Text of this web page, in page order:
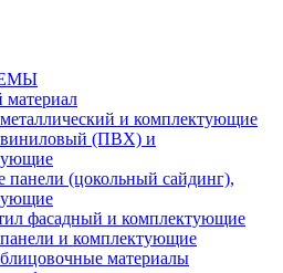
и комплектующие
(ПВХ) и
панели (цокольный сайдинг),
фасадный и комплектующие
и комплектующие
материалы